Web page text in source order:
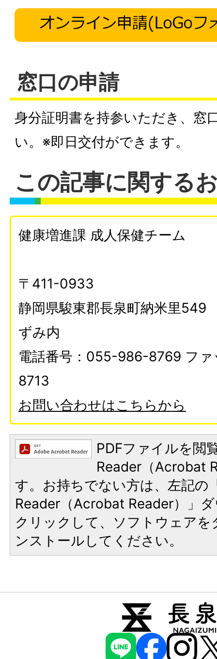
窓口の申請
身分証明書を持参いただき、窓
い。※即日交付ができます。
この記事に関する
健康増進課 成人保健チーム
〒411-0933
静岡県駿東郡長泉町納米里
ずみ内
電話番号：055-986-8769 フ
8713
お問い合わせはこちらから
PDFファイルを閲
Reader（Acrobat
す。お持ちでない方は、左記の
Reader（Acrobat Reader）」
クリックして、ソフトウェア
ンストールしてください。